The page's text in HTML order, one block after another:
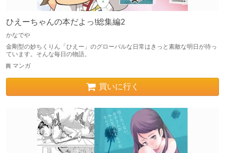
ひえーちゃんの本だよっ!総集編2
かなでや
金剛型の妙ちくりん「ひえー」のグローバルな日常はきっと素敵な明日が待っ
ています。そんな毎日の物語。
マンガ
買いに行く